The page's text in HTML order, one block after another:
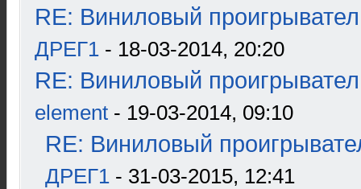
RE: Виниловый
ДРЕГ1 - 18-03-2014, 20:20
RE: Виниловый
element - 19-03-2014, 09:10
RE: Виниловый
ДРЕГ1 - 31-03-2015, 12:41